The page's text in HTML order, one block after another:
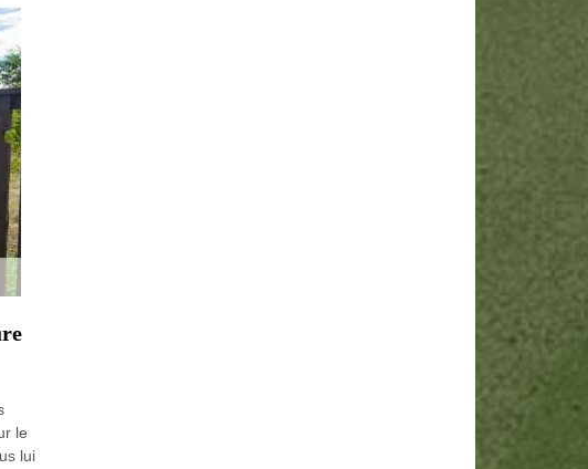
le
lui